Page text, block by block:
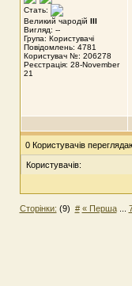
Стать:
Великий чародій III
Вигляд: --
Група: Користувачі
Повідомлень: 4781
Користувач №: 206278
Реєстрація: 28-November
21
0 Користувачів
Користувачів:
Сторінки: (9) # « Перша...